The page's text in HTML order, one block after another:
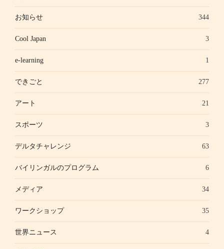
お知らせ 344
Cool Japan 3
e-learning 1
できごと 277
アート 21
スポーツ 3
デルタチャレンジ 63
バイリンガルのプログラム 6
メディア 34
ワークショップ 35
世界ニュース 4